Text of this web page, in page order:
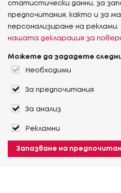
статистически данни, за
предпочитания, както и за
персонализиране на реклами.
нашата декларация за
Можете да зададете
Необходими
За предпочитания
За анализ
Рекламни
Запазване на